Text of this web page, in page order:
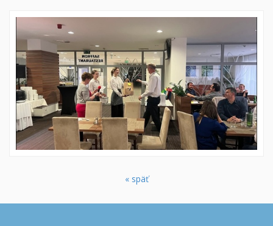
« späť